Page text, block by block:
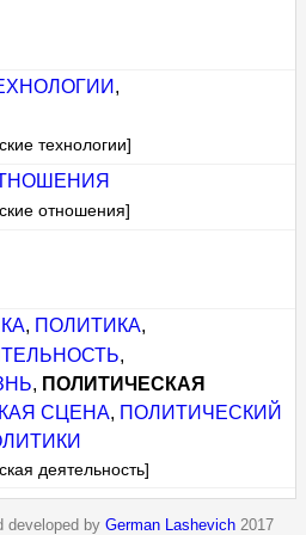
,
технологии]
отношения]
, ПОЛИТИКА,
,
, ПОЛИТИЧЕСКАЯ
СЦЕНА, ПОЛИТИЧЕСКИЙ
деятельность]
developed by German Lashevich 2017